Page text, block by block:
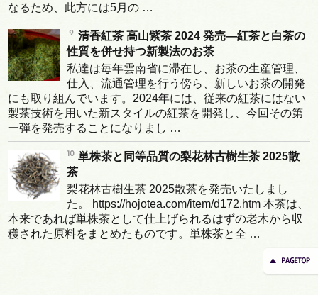
なるため、此方には5月の …
清香紅茶 高山紫茶 2024 発売―紅茶と白茶の
性質を併せ持つ新製法のお茶
私達は毎年雲南省に滞在し、お茶の生産管理、
仕入、流通管理を行う傍ら、新しいお茶の開発
にも取り組んでいます。2024年には、従来の紅茶にはない
製茶技術を用いた新スタイルの紅茶を開発し、今回その第
一弾を発売することになりまし …
単株茶と同等品質の梨花林古樹生茶 2025散
茶
梨花林古樹生茶 2025散茶を発売いたしまし
た。 https://hojotea.com/item/d172.htm 本茶は、
本来であれば単株茶として仕上げられるはずの老木から収
穫された原料をまとめたものです。単株茶と全 …